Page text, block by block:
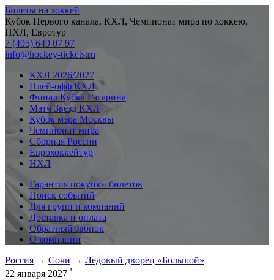
Билеты на хоккей
Кубок Первого канала, КХЛ, Чемпионат мира по хоккею,
НХЛ, Евротур
7 (495) 649 07 97
info@hockey-tickets.ru
КХЛ 2026/2027
Плей-офф КХЛ
Финал Кубка Гагарина
Матч Звезд КХЛ
Кубок мэра Москвы
Чемпионат мира
Сборная России
Еврохоккейтур
НХЛ
Гарантия покупки билетов
Поиск событий
Для групп и компаний
Доставка и оплата
Обратный звонок
О компании
Россия → Сочи → Ледовый дворец «Большой»
22 января 2027 !